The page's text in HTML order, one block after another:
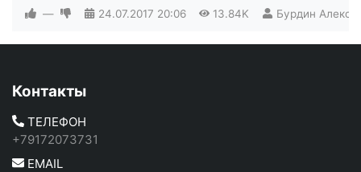
— 24.07.2017 20:06 13.84K Бурдин
Контакты
ТЕЛЕФОН
+79172073731
EMAIL